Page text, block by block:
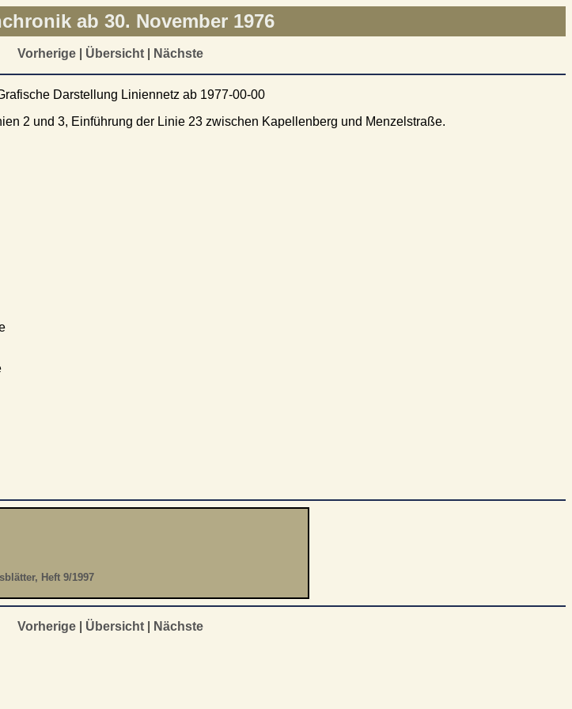
ab 30. November 1976
Vorherige| Übersicht| Nächste
2 und 3, Einführung der Linie 23 zwischen Kapellenberg und Menzelstraße.
Heft 9/1997
Vorherige| Übersicht| Nächste